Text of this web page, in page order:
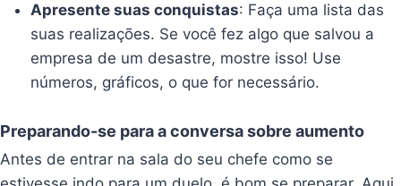
Apresente suas conquistas: Faça uma lista das
suas realizações. Se você fez algo que salvou a
empresa de um desastre, mostre isso! Use
números, gráficos, o que for necessário.
Preparando-se para a conversa sobre aumento
Antes de entrar na sala do seu chefe como se